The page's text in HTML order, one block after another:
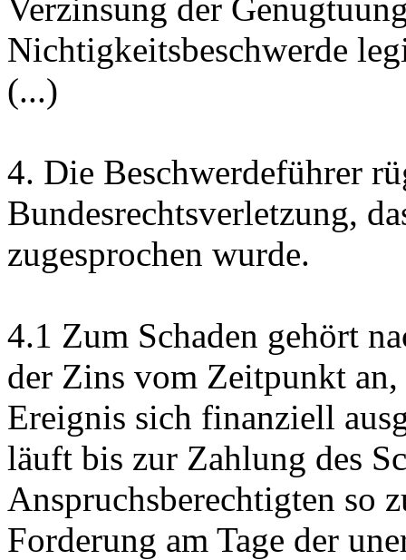
Verzinsung der
Nichtigkeitsbeschwerde
(...)
4. Die Beschwerdeführer
Bundesrechtsverletzung,
zugesprochen wurde.
4.1 Zum Schaden gehört
der Zins vom Zeitpunkt an,
Ereignis sich finanziell
läuft bis zur Zahlung des
Anspruchsberechtigten so
Forderung am Tage der